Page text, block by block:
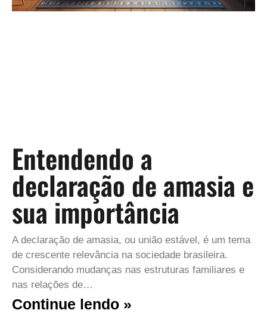
Entendendo a
declaração de amasia e
sua importância
A declaração de amasia, ou união estável, é um tema
de crescente relevância na sociedade brasileira.
Considerando mudanças nas estruturas familiares e
nas relações de…
Continue lendo »